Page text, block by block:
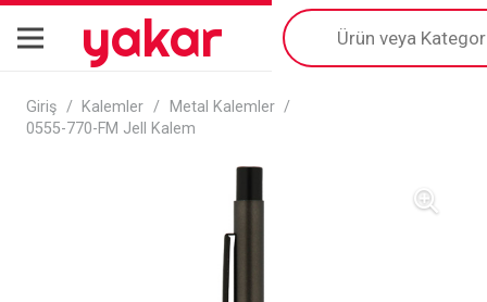
yakar
Products
search
Giriş / Kalemler / Metal Kalemler /
0555-770-FM Jell Kalem